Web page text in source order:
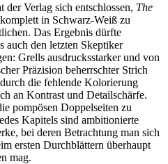
der Verlag sich entschlossen, The
komplett in Schwarz-Weiß zu
Das Ergebnis dürfte
auch den letzten Skeptiker
Grells ausdrucksstarker und von
Präzision beherrschter Strich
die fehlende Kolorierung
an Kontrast und Detailschärfe.
pompösen Doppelseiten zu
Kapitels sind ambitionierte
bei deren Betrachtung man sich
ersten Durchblättern überhaupt
mag.